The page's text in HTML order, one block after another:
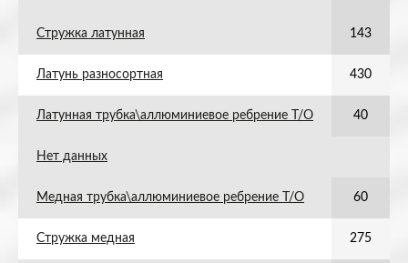
Стружка латунная 143
Латунь разносортная 430
Латунная трубка\аллюминиевое ребрение Т/О 40
Нет данных
Медная трубка\аллюминиевое ребрение Т/О 60
Стружка медная 275